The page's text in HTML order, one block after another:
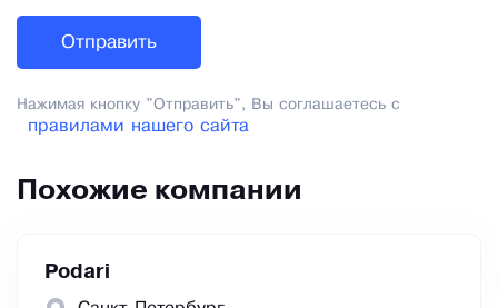
Нажимая кнопку "Отправить", Вы соглашаетесь с
правилами нашего сайта
Похожие компании
Podari